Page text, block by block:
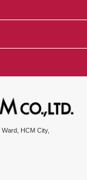
HCM City,